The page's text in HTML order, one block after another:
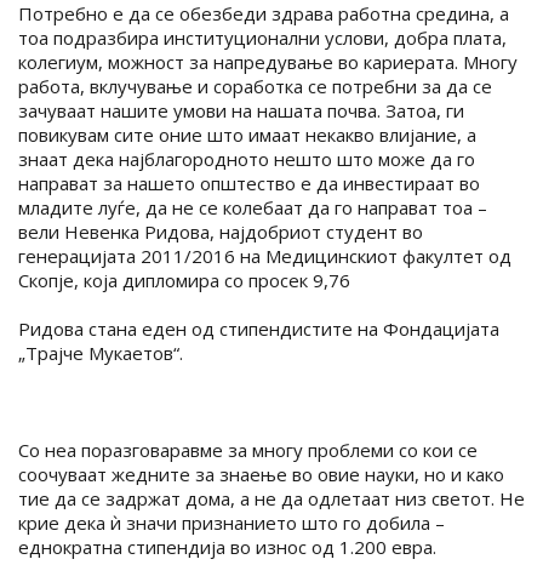
Потребно е да се обезбеди здрава работна средина, а
тоа подразбира институционални услови, добра плата,
колегиум, можност за напредување во кариерата. Многу
работа, вклучување и соработка се потребни за да се
зачуваат нашите умови на нашата почва. Затоа, ги
повикувам сите оние што имаат некакво влијание, а
знаат дека најблагородното нешто што може да го
направат за нашето општество е да инвестираат во
младите луѓе, да не се колебаат да го направат тоа –
вели Невенка Ридова, најдобриот студент во
генерацијата 2011/2016 на Медицинскиот факултет од
Скопје, која дипломира со просек 9,76
Ридова стана еден од стипендистите на Фондацијата
„Трајче Мукаетов“.
Со неа поразговаравме за многу проблеми со кои се
соочуваат жедните за знаење во овие науки, но и како
тие да се задржат дома, а не да одлетаат низ светот. Не
крие дека ѝ значи признанието што го добила –
еднократна стипендија во износ од 1.200 евра.